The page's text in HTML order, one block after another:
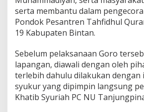
o
r
P
d
a
s
i
P
o
serta membantu dalam
Pondok Pesantren Tahfidhul
19 Kabupaten Bintan.
Sebelum pelaksanaan Goro
lapangan, diawali dengan oleh
terlebih dahulu dilakukan dengan
syukur yang dipimpin langsung
Khatib Syuriah PC NU